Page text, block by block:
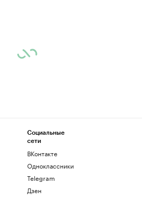
Социальные
сети
ВКонтакте
Одноклассники
Telegram
Дзен